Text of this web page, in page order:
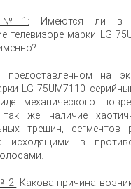
№1: Имеются ли в
телевизоре марки LG
на
LG 75UM7110
механического
же наличие
трещин,
исходящими в
2: Какова причина